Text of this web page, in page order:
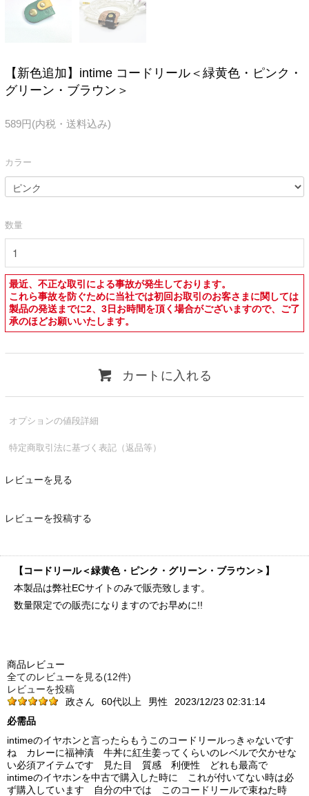
【新色追加】intime コードリール＜緑黄色・ピンク・
グリーン・ブラウン＞
589円(内税・送料込み)
カラー
数量
最近、不正な取引による事故が発生しております。
これら事故を防ぐために当社では初回お取引のお客さまに関しては
製品の発送までに2、3日お時間を頂く場合がございますので、ご了
承のほどお願いいたします。
カートに入れる
オプションの値段詳細
特定商取引法に基づく表記（返品等）
レビューを見る
レビューを投稿する
【コードリール＜緑黄色・ピンク・グリーン・ブラウン＞】
本製品は弊社ECサイトのみで販売致します。
数量限定での販売になりますのでお早めに!!
商品レビュー
全てのレビューを見る(12件)
レビューを投稿
政さん
60代以上 男性
2023/12/23 02:31:14
必需品
intimeのイヤホンと言ったらもうこのコードリールっきゃないです
ね カレーに福神漬 牛丼に紅生姜ってくらいのレベルで欠かせな
い必須アイテムです 見た目 質感 利便性 どれも最高で
intimeのイヤホンを中古で購入した時に これが付いてない時は必
ず購入しています 自分の中では このコードリールで束ねた時